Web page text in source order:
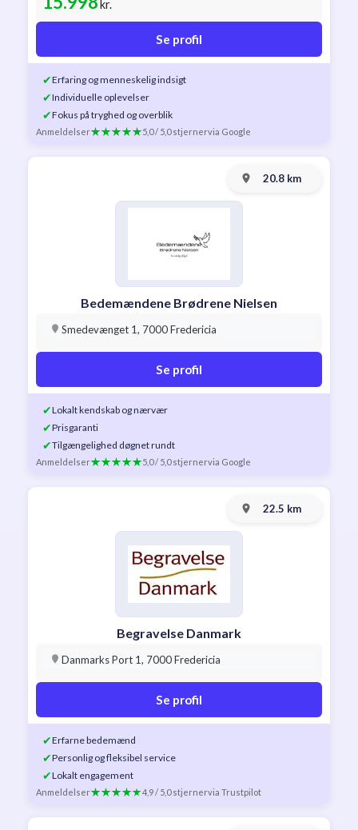
kr.
Se profil
✔Erfaring og menneskelig indsigt
✔Individuelle oplevelser
✔Fokus på tryghed og overblik
Anmeldelser 5,0 / 5,0 stjernervia Google
20.8 km
Bedemændene Brødrene Nielsen
Smedevænget 1, 7000 Fredericia
Se profil
✔Lokalt kendskab og nærvær
✔Prisgaranti
✔Tilgængelighed døgnet rundt
Anmeldelser 5,0 / 5,0 stjernervia Google
22.5 km
Begravelse Danmark
Danmarks Port 1, 7000 Fredericia
Se profil
✔Erfarne bedemænd
✔Personlig og fleksibel service
✔Lokalt engagement
Anmeldelser 4,9 / 5,0 stjernervia Trustpilot